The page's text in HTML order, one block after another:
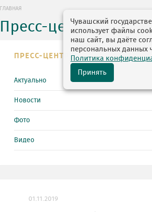
ГЛАВНАЯ
Пресс-центр
ПРЕСС-ЦЕНТР
Актуально
Новости
Фото
Видео
01.11.2019
Чувашский
использует файлы
наш сайт, вы даёте
персональных данных
Политика
Принять